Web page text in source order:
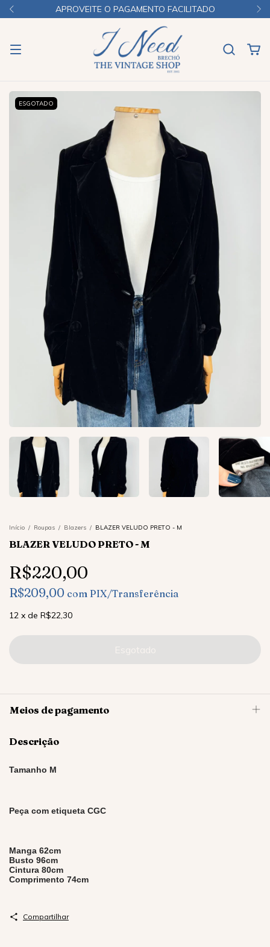
APROVEITE O PAGAMENTO FACILITADO
ESGOTADO
Início / Roupas / Blazers / BLAZER VELUDO PRETO - M
BLAZER VELUDO PRETO - M
R$220,00
R$209,00 com PIX/Transferência
12 x de R$22,30
Meios de pagamento
Descrição
Tamanho M
Peça com etiqueta CGC
Manga 62cm
Busto 96cm
Cintura 80cm
Comprimento 74cm
Compartilhar